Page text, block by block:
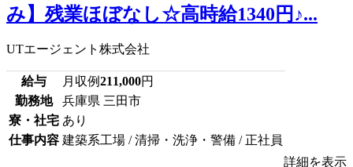
み】残業ほぼなし☆高時給1340円♪...
UTエージェント株式会社
給与 月収例211,000円
勤務地
兵庫県 三田市
寮・社宅 あり
仕事内容 建築系工場 / 清掃・洗浄・警備 / 正社員
詳細を表示